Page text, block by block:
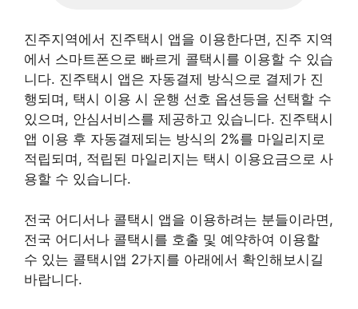
진주지역에서 진주택시 앱을 이용한다면, 진주 지역
에서 스마트폰으로 빠르게 콜택시를 이용할 수 있습
니다. 진주택시 앱은 자동결제 방식으로 결제가 진
행되며, 택시 이용 시 운행 선호 옵션등을 선택할 수
있으며, 안심서비스를 제공하고 있습니다. 진주택시
앱 이용 후 자동결제되는 방식의 2%를 마일리지로
적립되며, 적립된 마일리지는 택시 이용요금으로 사
용할 수 있습니다.
전국 어디서나 콜택시 앱을 이용하려는 분들이라면,
전국 어디서나 콜택시를 호출 및 예약하여 이용할
수 있는 콜택시앱 2가지를 아래에서 확인해보시길
바랍니다.